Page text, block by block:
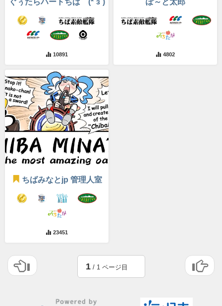
ぐぅたらハートちば (*´з`)
10891
ぽ～と太郎
4802
ちばみなとjp 管理人室
23451
1/ 1 ページ目